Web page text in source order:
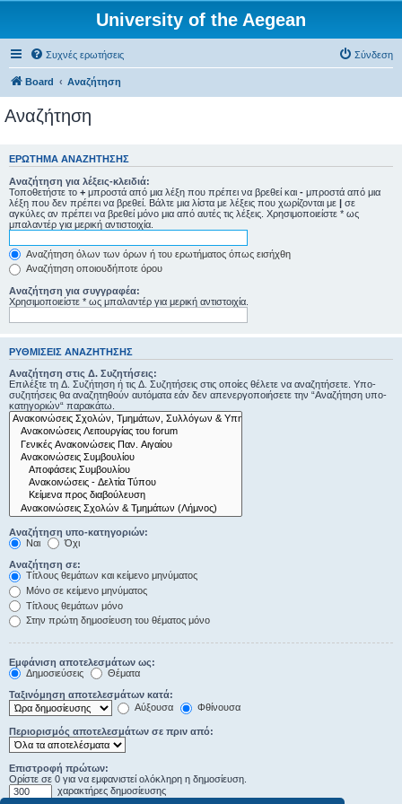
University of the Aegean
Συχνές ερωτήσεις Σύνδεση
Board Αναζήτηση
Αναζήτηση
ΕΡΏΤΗΜΑ ΑΝΑΖΉΤΗΣΗΣ
Αναζήτηση για λέξεις-κλειδιά:
Τοποθετήστε το + μπροστά από μια λέξη που πρέπει να βρεθεί και - μπροστά από μια
λέξη που δεν πρέπει να βρεθεί. Βάλτε μια λίστα με λέξεις που χωρίζονται με | σε
αγκύλες αν πρέπει να βρεθεί μόνο μια από αυτές τις λέξεις. Χρησιμοποιείστε * ως
μπαλαντέρ για μερική αντιστοιχία.
Αναζήτηση όλων των όρων ή του ερωτήματος όπως εισήχθη
Αναζήτηση οποιουδήποτε όρου
Αναζήτηση για συγγραφέα:
Χρησιμοποιείστε * ως μπαλαντέρ για μερική αντιστοιχία.
ΡΥΘΜΊΣΕΙΣ ΑΝΑΖΉΤΗΣΗΣ
Αναζήτηση στις Δ. Συζητήσεις:
Επιλέξτε τη Δ. Συζήτηση ή τις Δ. Συζητήσεις στις οποίες θέλετε να αναζητήσετε. Υπο-
συζητήσεις θα αναζητηθούν αυτόματα εάν δεν απενεργοποιήσετε την “Αναζήτηση υπο-
κατηγοριών“ παρακάτω.
Αναζήτηση υπο-κατηγοριών:
Ναι
Όχι
Αναζήτηση σε:
Τίτλους θεμάτων και κείμενο μηνύματος
Μόνο σε κείμενο μηνύματος
Τίτλους θεμάτων μόνο
Στην πρώτη δημοσίευση του θέματος μόνο
Εμφάνιση αποτελεσμάτων ως:
Δημοσιεύσεις
Θέματα
Ταξινόμηση αποτελεσμάτων κατά:
Αύξουσα
Φθίνουσα
Περιορισμός αποτελεσμάτων σε πριν από:
Επιστροφή πρώτων:
Ορίστε σε 0 για να εμφανιστεί ολόκληρη η δημοσίευση.
χαρακτήρες δημοσίευσης